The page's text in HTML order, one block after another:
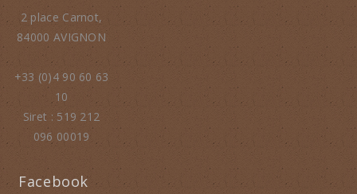
2 place Carnot,
84000 AVIGNON
+33 (0)4 90 60 63
10
Siret : 519 212
096 00019
Facebook